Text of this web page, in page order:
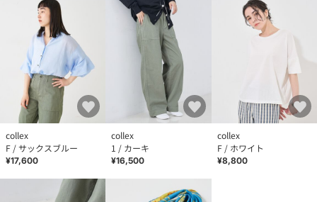
collex
F / サックスブルー
¥17,600
collex
1 / カーキ
¥16,500
collex
F / ホワイト
¥8,800